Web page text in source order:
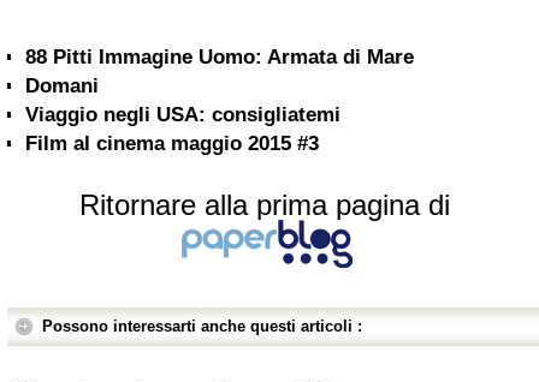
88 Pitti Immagine Uomo: Armata di Mare
Domani
Viaggio negli USA: consigliatemi
Film al cinema maggio 2015 #3
Ritornare alla prima pagina di
Possono interessarti anche questi articoli :